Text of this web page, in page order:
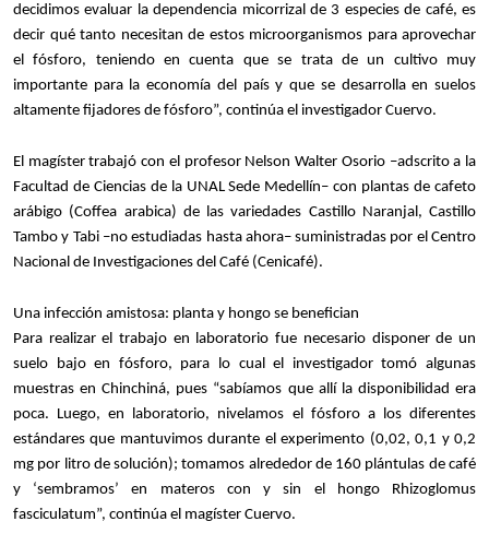
decidimos evaluar la dependencia micorrizal de 3 especies de café, es
decir qué tanto necesitan de estos microorganismos para aprovechar
el fósforo, teniendo en cuenta que se trata de un cultivo muy
importante para la economía del país y que se desarrolla en suelos
altamente fijadores de fósforo”, continúa el investigador Cuervo.
El magíster trabajó con el profesor Nelson Walter Osorio –adscrito a la
Facultad de Ciencias de la UNAL Sede Medellín– con plantas de cafeto
arábigo (Coffea arabica) de las variedades Castillo Naranjal, Castillo
Tambo y Tabi –no estudiadas hasta ahora– suministradas por el Centro
Nacional de Investigaciones del Café (Cenicafé).
Una infección amistosa: planta y hongo se benefician
Para realizar el trabajo en laboratorio fue necesario disponer de un
suelo bajo en fósforo, para lo cual el investigador tomó algunas
muestras en Chinchiná, pues “sabíamos que allí la disponibilidad era
poca. Luego, en laboratorio, nivelamos el fósforo a los diferentes
estándares que mantuvimos durante el experimento (0,02, 0,1 y 0,2
mg por litro de solución); tomamos alrededor de 160 plántulas de café
y ‘sembramos’ en materos con y sin el hongo Rhizoglomus
fasciculatum”, continúa el magíster Cuervo.